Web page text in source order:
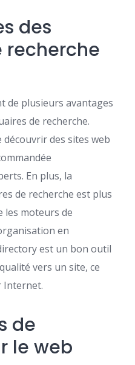
des
recherche
de plusieurs avantages
de recherche.
découvrir des sites web
En plus, la
de recherche est plus
les moteurs de
en
est un bon outil
vers un site, ce
Internet.
de
le web